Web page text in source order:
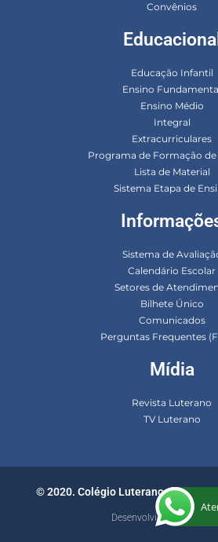
Convênios
Educação Infantil
Ensino
Ensino Médio
Integral
Extracurriculares
Programa de Formação de
Lista de Material
Sistema Etapa de
Sistema de
Calendário Escolar
Setores de
Bilhete Único
Comunicados
Perguntas Frequentes
Mídia
Revista Luterano
TV Luterano
© 2020. Colégio Luterano. Todos os
Desenvolvido por